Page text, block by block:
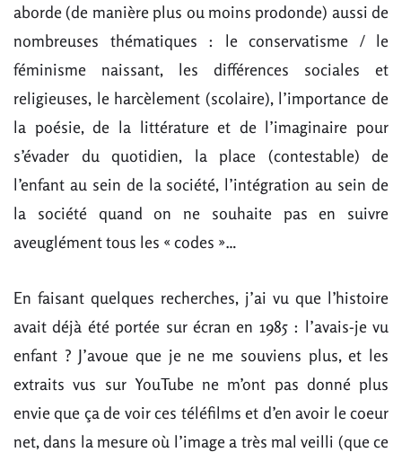
aborde (de manière plus ou moins prodonde) aussi de
nombreuses thématiques : le conservatisme / le
féminisme naissant, les différences sociales et
religieuses, le harcèlement (scolaire), l’importance de
la poésie, de la littérature et de l’imaginaire pour
s’évader du quotidien, la place (contestable) de
l’enfant au sein de la société, l’intégration au sein de
la société quand on ne souhaite pas en suivre
aveuglément tous les « codes »…
En faisant quelques recherches, j’ai vu que l’histoire
avait déjà été portée sur écran en 1985 : l’avais-je vu
enfant ? J’avoue que je ne me souviens plus, et les
extraits vus sur YouTube ne m’ont pas donné plus
envie que ça de voir ces téléfilms et d’en avoir le coeur
net, dans la mesure où l’image a très mal veilli (que ce